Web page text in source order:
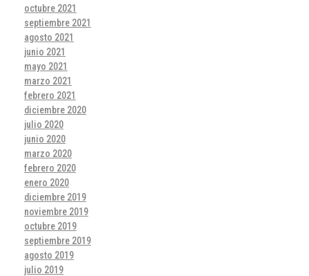
octubre 2021
septiembre 2021
agosto 2021
junio 2021
mayo 2021
marzo 2021
febrero 2021
diciembre 2020
julio 2020
junio 2020
marzo 2020
febrero 2020
enero 2020
diciembre 2019
noviembre 2019
octubre 2019
septiembre 2019
agosto 2019
julio 2019